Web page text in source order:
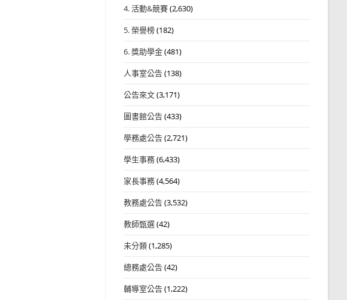
4. 活動&競賽(2,630)
5. 榮譽榜(182)
6. 獎助學金(481)
人事室公告(138)
公告來文(3,171)
圖書館公告(433)
學務處公告(2,721)
學生事務(6,433)
家長事務(4,564)
教務處公告(3,532)
教師甄選(42)
未分類(1,285)
總務處公告(42)
輔導室公告(1,222)